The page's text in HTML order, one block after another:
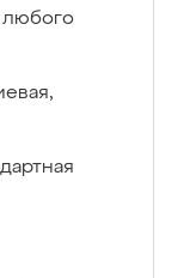
любого